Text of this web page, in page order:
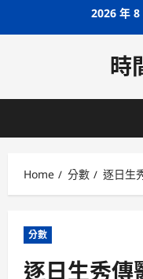
2026 年 8
時
Home 分數 逐日生
分數
逐日生秀傳